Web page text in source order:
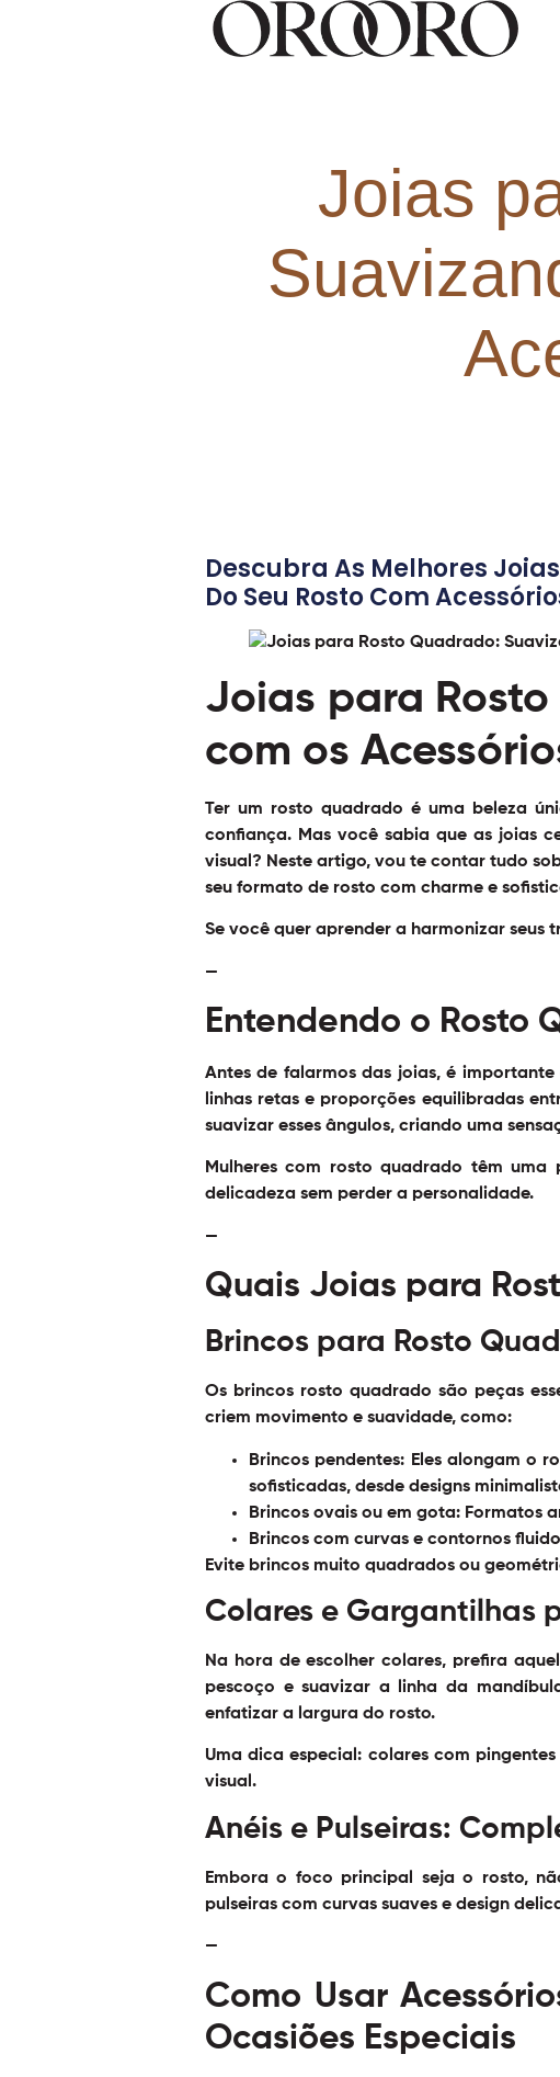
Joias
Descubra As Melhores
Do Seu Rosto Com
Joias para
com os
Ter um rosto quadrado é uma beleza
confiança. Mas você sabia que as joias
visual? Neste artigo, vou te contar tudo
seu formato de rosto com charme e
Se você quer aprender a harmonizar seus
—
Entendendo o Rosto
Antes de falarmos das joias, é
linhas retas e proporções equilibradas
suavizar esses ângulos, criando uma
Mulheres com rosto quadrado têm uma
delicadeza sem perder a personalidade.
—
Quais Joias para
Brincos para Rosto
Os brincos rosto quadrado são peças
criem movimento e suavidade, como:
Brincos pendentes: Eles alongam o
sofisticadas, desde designs
Brincos ovais ou em gota: Formatos
Brincos com curvas e contornos
Evite brincos muito quadrados ou
Colares e Gargantilhas
Na hora de escolher colares, prefira
pescoço e suavizar a linha da
enfatizar a largura do rosto.
Uma dica especial: colares com
visual.
Anéis e Pulseiras:
Embora o foco principal seja o rosto,
pulseiras com curvas suaves e design
—
Como Usar
Ocasiões Especiais